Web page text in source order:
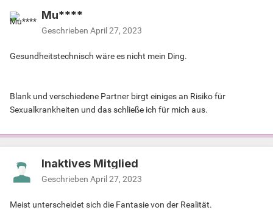
Mu****
Geschrieben April 27, 2023
Gesundheitstechnisch wäre es nicht mein Ding.
Blank und verschiedene Partner birgt einiges an Risiko für
Sexualkrankheiten und das schließe ich für mich aus.
Inaktives Mitglied
Geschrieben April 27, 2023
Meist unterscheidet sich die Fantasie von der Realität.